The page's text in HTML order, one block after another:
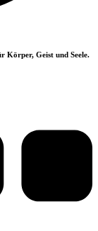
Körper, Geist und Seele.